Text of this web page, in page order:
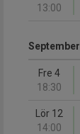
13:00
September
Fre 4
18:30
Lör 12
14:00